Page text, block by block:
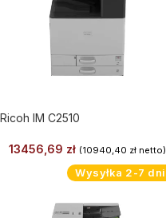
Ricoh IM C2510
13456,69 zł (10940,40 zł netto)
Wysyłka 2-7 dni